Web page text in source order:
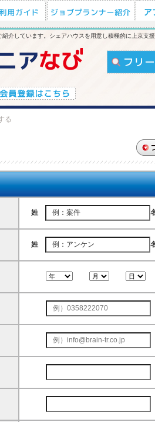
介しています。シェアハウスを用意し積極的に上京支
る
姓
姓